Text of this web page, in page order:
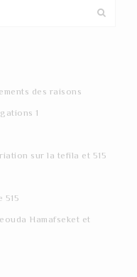
des raisons
1
sur la tefila et 515
515
Hamafseket et